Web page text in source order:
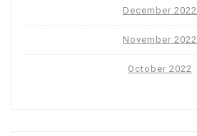
December 2022
November 2022
October 2022